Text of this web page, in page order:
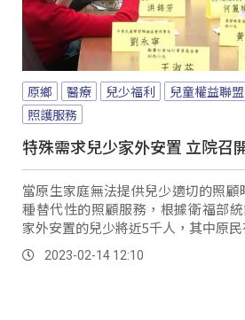
原鄉 醫療 兒少福利 兒童權益聯盟
照護服務
特殊需求兒少家外安置 立院召
當原生家庭無法提供兒少適切的照
種替代性的照顧服務，根據衛福部
家外安置的兒少將近5千人，其中原民
2023-02-14 12:10